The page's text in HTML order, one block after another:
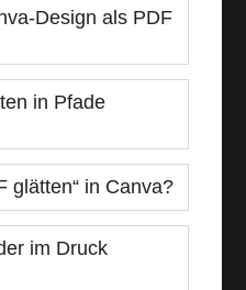
Design als PDF
in Pfade
glätten“ in Canva?
im Druck